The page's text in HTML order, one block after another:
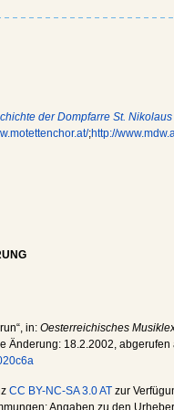
der Dompfarre St.
;http://
in: Oesterreichisches
Änderung: 18.2.2002, abgerufen
CC BY-NC-SA 3.0 AT zur
Angaben zu den